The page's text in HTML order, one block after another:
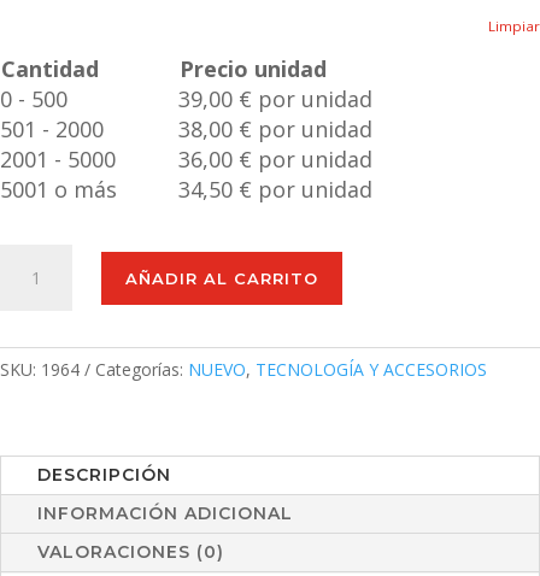
Limpiar
Cantidad
Precio unidad
0 - 500
39,00 € por unidad
501 - 2000
38,00 € por unidad
2001 - 5000
36,00 € por unidad
5001 o más
34,50 € por unidad
Meteorológica
AÑADIR AL CARRITO
SKU: 1964 Categorías: NUEVO, TECNOLOGÍA Y ACCESORIOS
DESCRIPCIÓN
INFORMACIÓN ADICIONAL
VALORACIONES (0)